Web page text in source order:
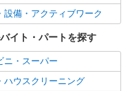
詳細を見る
宮参番館/1380000224-012
）
設備・アクティブワーク
イト・パートを探す
ニ・スーパー
ハウスクリーニング